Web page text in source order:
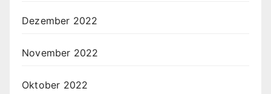
Dezember 2022
November 2022
Oktober 2022